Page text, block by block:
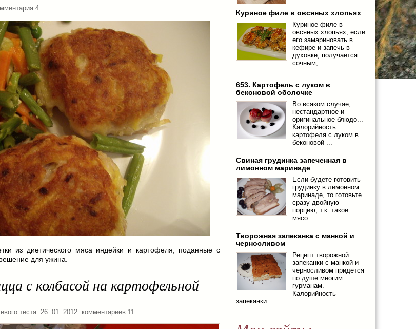
4
из диетического мяса индейки и картофеля, поданные с
для ужина.
с колбасой на картофельной
теста . 26. 01. 2012. комментариев 11
Куриное филе в овсяных хлопьях
Куриное филе в
овсяных хлопьях, если
его замариновать в
кефире и запечь в
духовке, получается
сочным, ...
653. Картофель с луком в
беконовой оболочке
Во всяком случае,
нестандартное и
оригинальное блюдо...
Калорийность
картофеля с луком в
беконовой ...
Свиная грудинка запеченная в
лимонном маринаде
Если будете готовить
грудинку в лимонном
маринаде, то готовьте
сразу двойную
порцию, т.к. такое
мясо ...
Творожная запеканка с манкой и
черносливом
Рецепт творожной
запеканки с манкой и
черносливом придется
по душе многим
гурманам.
Калорийность
запеканки ...